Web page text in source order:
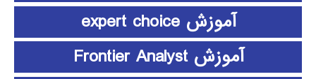
آموزش expert choice
آموزش Frontier Analyst